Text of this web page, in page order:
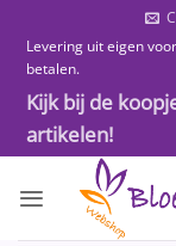
naar
inhoud
Levering uit eigen
betalen.
Kijk bij de
artikelen!